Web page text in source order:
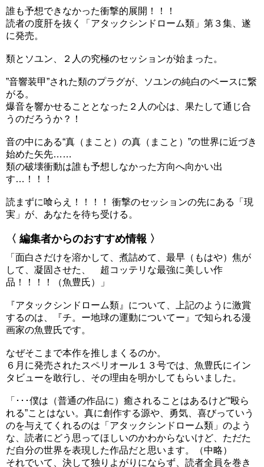
誰も予想できなかった衝撃的展開！！！
読者の度肝を抜く「アタックシンドローム類」第３集、遂
に発売。
類とソユン、２人の究極のセッションが始まった。
”音響装甲”された類のプラグが、ソユンの純白のベースに繋
がる。
爆音を響かせることとなった２人の心は、果たして通じ合
うのだろうか？！
音の中にある“真（まこと）の真（まこと）”の世界に近づき
始めた矢先……
類の破壊衝動は誰も予想しなかった方向へ向かい出
す…！！！
読まずに喰らえ！！！！ 衝撃のセッションの先にある「現
実」が、あなたを待ち受ける。
〈 編集者からのおすすめ情報 〉
「面白さだけを溶かして、煮詰めて、最早（もはや）焦が
して、凝固させた、 超コッテリな最強に美しい作
品！！！！（魚豊氏）」
『アタックシンドローム類』について、上記のように激賞
するのは、『チ。ー地球の運動についてー』で知られる漫
画家の魚豊氏です。
なぜそこまで本作を推しまくるのか。
６月に発売されたスペリオール１３号では、魚豊氏にイン
タビューを敢行し、その理由を明かしてもらいました。
「･･･僕は（普通の作品に）癒されることはあるけど“殴ら
れる”ことはない。真に創作する源や、勇気、喜びっていう
のを与えてくれるのは「アタックシンドローム類」のよう
な、読者にどう思ってほしいのかわからないけど、ただた
だ自分の世界を表現した作品だと思います。（中略）
それでいて、決して独りよがりにならず、読者全員を巻き